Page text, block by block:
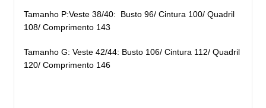
Tamanho P:Veste 38/40: Busto 96/ Cintura 100/ Quadril
108/ Comprimento 143
Tamanho G: Veste 42/44: Busto 106/ Cintura 112/ Quadril
120/ Comprimento 146